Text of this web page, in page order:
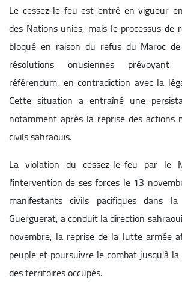
Le cessez-le-feu est entré en vigueur
des Nations unies, mais le processus
bloqué en raison du refus du Maroc
résolutions onusiennes prévoyant
référendum, en contradiction avec la
Cette situation a entraîné une
notamment après la reprise des actions
civils sahraouis.
La violation du cessez-le-feu par le
l'intervention de ses forces le 13
manifestants civils pacifiques dans
Guerguerat, a conduit la direction
novembre, la reprise de la lutte armée
peuple et poursuivre le combat jusqu'à
des territoires occupés.